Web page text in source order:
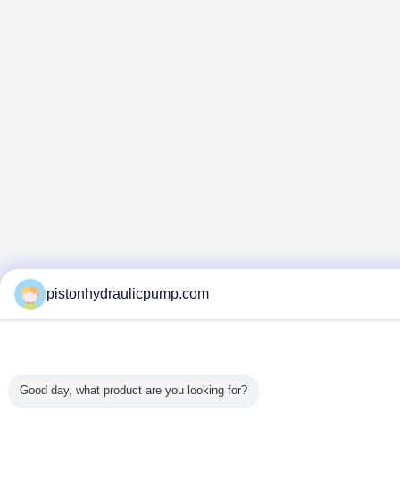
pistonhydraulicpump.com
Good day, what product are you looking for?